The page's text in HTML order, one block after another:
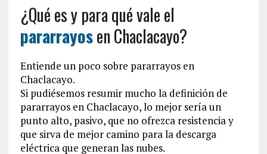
¿Qué es y para qué vale el
pararrayosen Chaclacayo?
Entiende un poco sobre pararrayos en
Chaclacayo.
Si pudiésemos resumir mucho la definición de
pararrayos en Chaclacayo, lo mejor sería un
punto alto, pasivo, que no ofrezca resistencia y
que sirva de mejor camino para la descarga
eléctrica que generan las nubes.